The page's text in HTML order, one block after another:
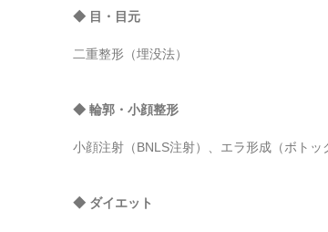
◆ 目・目元
二重整形（埋没法）
◆ 輪郭・小顔整形
小顔注射（BNLS注射）、エラ形成（ボトッ
◆ ダイエット